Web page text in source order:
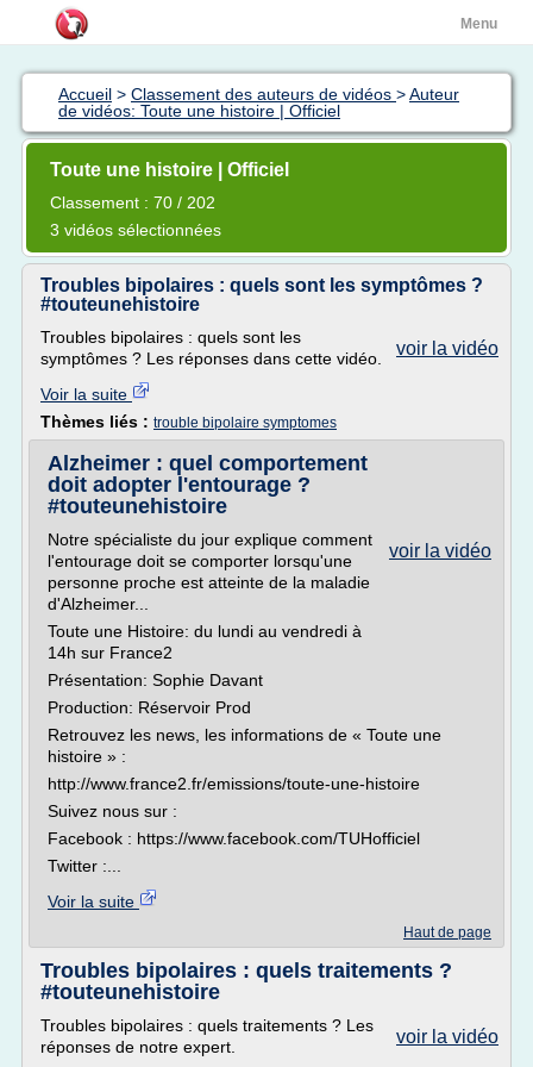
Menu
Accueil > Classement des auteurs de vidéos >Auteur
de vidéos: Toute une histoire | Officiel
Toute une histoire | Officiel
Classement : 70 / 202
3 vidéos sélectionnées
Troubles bipolaires : quels sont les symptômes ?
#touteunehistoire
voir la vidéo
Troubles bipolaires : quels sont les
symptômes ? Les réponses dans cette vidéo.
Voir la suite
Thèmes liés : trouble bipolaire symptomes
Alzheimer : quel comportement
doit adopter l'entourage ?
#touteunehistoire
voir la vidéo
Notre spécialiste du jour explique comment
l'entourage doit se comporter lorsqu'une
personne proche est atteinte de la maladie
d'Alzheimer...
Toute une Histoire: du lundi au vendredi à
14h sur France2
Présentation: Sophie Davant
Production: Réservoir Prod
Retrouvez les news, les informations de « Toute une
histoire » :
http://www.france2.fr/emissions/toute-une-histoire
Suivez nous sur :
Facebook : https://www.facebook.com/TUHofficiel
Twitter :...
Voir la suite
Haut de page
Troubles bipolaires : quels traitements ?
#touteunehistoire
voir la vidéo
Troubles bipolaires : quels traitements ? Les
réponses de notre expert.